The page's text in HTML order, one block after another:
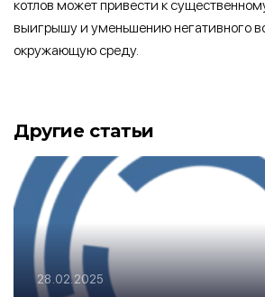
котлов может привести к
выигрышу и уменьшению негативного
окружающую среду.
Другие статьи
28.02.2025